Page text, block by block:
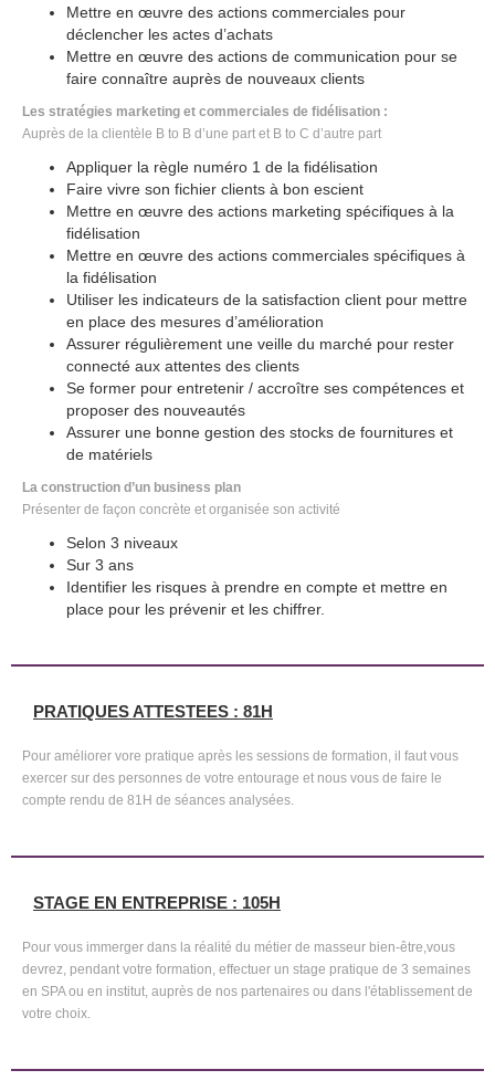
Mettre en œuvre des actions commerciales pour
déclencher les actes d’achats
Mettre en œuvre des actions de communication pour se
faire connaître auprès de nouveaux clients
Les stratégies marketing et commerciales de fidélisation :
Auprès de la clientèle B to B d’une part et B to C d’autre part
Appliquer la règle numéro 1 de la fidélisation
Faire vivre son fichier clients à bon escient
Mettre en œuvre des actions marketing spécifiques à la
fidélisation
Mettre en œuvre des actions commerciales spécifiques à
la fidélisation
Utiliser les indicateurs de la satisfaction client pour mettre
en place des mesures d’amélioration
Assurer régulièrement une veille du marché pour rester
connecté aux attentes des clients
Se former pour entretenir / accroître ses compétences et
proposer des nouveautés
Assurer une bonne gestion des stocks de fournitures et
de matériels
La construction d’un business plan
Présenter de façon concrète et organisée son activité
Selon 3 niveaux
Sur 3 ans
Identifier les risques à prendre en compte et mettre en
place pour les prévenir et les chiffrer.
PRATIQUES ATTESTEES : 81H
Pour améliorer vore pratique après les sessions de formation, il faut vous
exercer sur des personnes de votre entourage et nous vous de faire le
compte rendu de 81H de séances analysées.
STAGE EN ENTREPRISE : 105H
Pour vous immerger dans la réalité du métier de masseur bien-être,vous
devrez, pendant votre formation, effectuer un stage pratique de 3 semaines
en SPA ou en institut, auprès de nos partenaires ou dans l'établissement de
votre choix.